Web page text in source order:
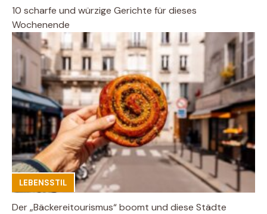
10 scharfe und würzige Gerichte für dieses
Wochenende
LEBENSSTIL
Der „Bäckereitourismus“ boomt und diese Städte